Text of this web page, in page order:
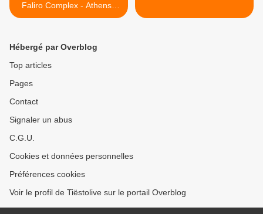
Faliro Complex - Athens /
Greece 02 oct 2010
Hébergé par Overblog
Top articles
Pages
Contact
Signaler un abus
C.G.U.
Cookies et données personnelles
Préférences cookies
Voir le profil de Tiëstolive sur le portail Overblog